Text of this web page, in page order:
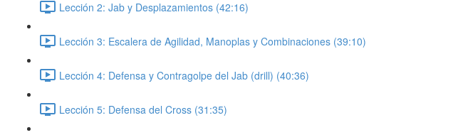
Lección 2: Jab y Desplazamientos (42:16)
Lección 3: Escalera de Agilidad, Manoplas y Combinaciones (39:10)
Lección 4: Defensa y Contragolpe del Jab (drill) (40:36)
Lección 5: Defensa del Cross (31:35)